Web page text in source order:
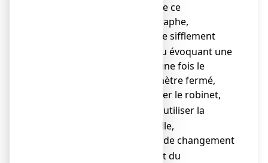
la fin de ce
paragraphe,
en cas de sifflement
continu évoquant une
fuite, une fois le
débitmètre fermé,
refermer le robinet,
ne pas utiliser la
bouteille,
en cas de changement
de joint du